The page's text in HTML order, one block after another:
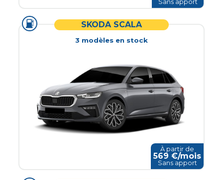
Sans apport
SKODA SCALA
3 modèles en stock
À partir de
569 €/mois
Sans apport